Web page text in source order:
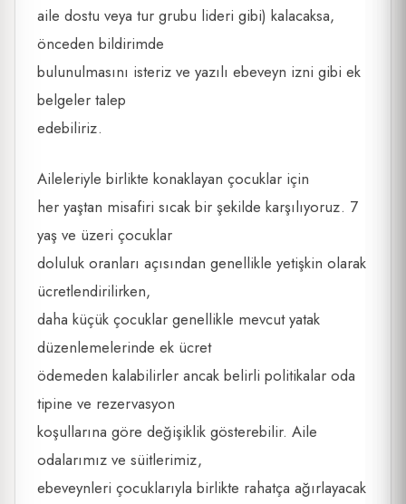
aile dostu veya tur grubu lideri gibi) kalacaksa,
önceden bildirimde
bulunulmasını isteriz ve yazılı ebeveyn izni gibi ek
belgeler talep
edebiliriz.
Aileleriyle birlikte konaklayan çocuklar için
her yaştan misafiri sıcak bir şekilde karşılıyoruz. 7
yaş ve üzeri çocuklar
doluluk oranları açısından genellikle yetişkin olarak
ücretlendirilirken,
daha küçük çocuklar genellikle mevcut yatak
düzenlemelerinde ek ücret
ödemeden kalabilirler ancak belirli politikalar oda
tipine ve rezervasyon
koşullarına göre değişiklik gösterebilir. Aile
odalarımız ve süitlerimiz,
ebeveynleri çocuklarıyla birlikte rahatça ağırlayacak